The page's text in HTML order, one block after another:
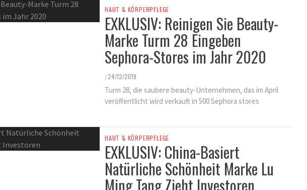
HAUT & KÖRPERPFLEGE
EXKLUSIV: Reinigen Sie Beauty-
Marke Turm 28 Eingeben
Sephora-Stores im Jahr 2020
/ 24/12/2019
Turm 28, die saubere beauty-Unternehmen, das im April
veröffentlicht wird verkauft in 500 Sephora stores
HAUT & KÖRPERPFLEGE
EXKLUSIV: China-Basiert
Natürliche Schönheit Marke Lu
Ming Tang Zieht Investoren